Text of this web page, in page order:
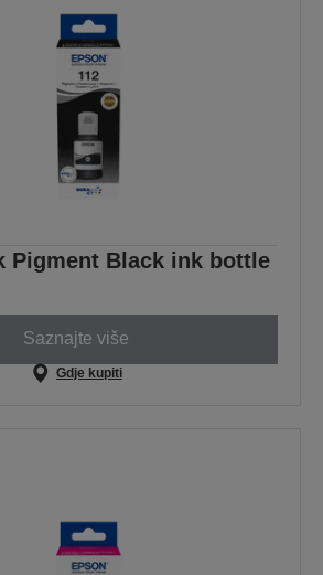
Pigment Black ink bottle
Saznajte više
Gdje kupiti